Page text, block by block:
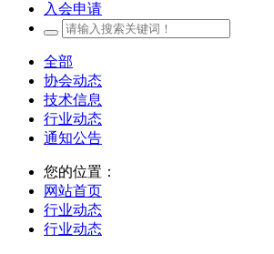
入会申请
全部
协会动态
技术信息
行业动态
通知公告
您的位置：
网站首页
行业动态
行业动态